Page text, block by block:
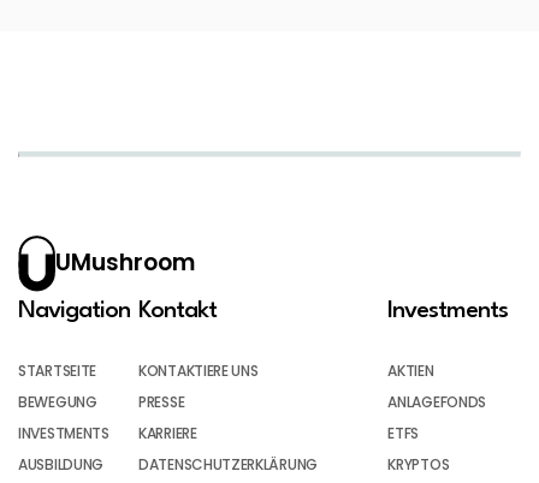
UMushroom
Navigation
STARTSEITE
BEWEGUNG
INVESTMENTS
AUSBILDUNG
Kontakt
KONTAKTIERE UNS
PRESSE
KARRIERE
DATENSCHUTZERKLÄRUNG
Investments
AKTIEN
ANLAGEFONDS
ETFS
KRYPTOS